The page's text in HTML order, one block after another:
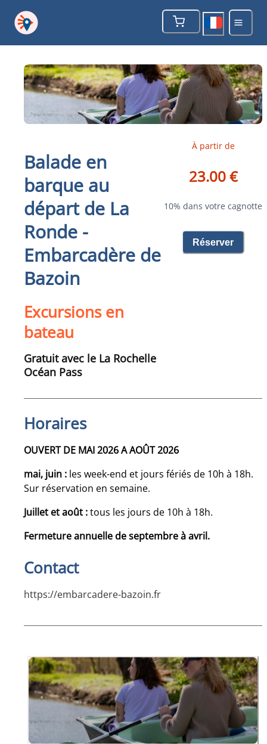
Balade en
barque au
départ de La
Ronde -
Embarcadère de
Bazoin
Excursions en
bateau
Gratuit avec le La Rochelle
Océan Pass
À partir de
23.00 €
10% dans votre cagnotte
Réserver
Horaires
OUVERT DE MAI 2026 A AOÛT 2026
mai, juin : les week-end et jours fériés de 10h à 18h.
Sur réservation en semaine.
Juillet et août :tous les jours de 10h à 18h.
Fermeture annuelle de septembre à avril.
Contact
https://embarcadere-bazoin.fr